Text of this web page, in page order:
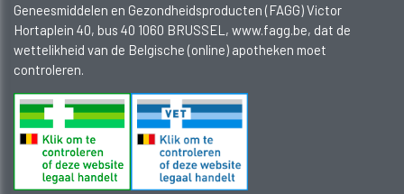
Geneesmiddelen en Gezondheidsproducten (FAGG) Victor
Hortaplein 40, bus 40 1060 BRUSSEL, www.fagg.be, dat de
wettelikheid van de Belgische (online) apotheken moet
controleren.